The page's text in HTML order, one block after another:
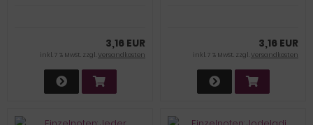
3,16 EUR
inkl. 7 % MwSt. zzgl.Versandkosten
3,16 EUR
inkl. 7 % MwSt. zzgl.Versandkosten